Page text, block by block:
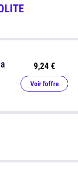
9,24 €
Voir l'offre